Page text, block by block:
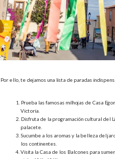
Por ello, te dejamos una lista de paradas
Prueba las famosas milhojas de Casa
Victoria.
Disfruta de la programación cultural del
palacete.
Sucumbe a los aromas y la belleza del
los continentes.
Visita la Casa de los Balcones para